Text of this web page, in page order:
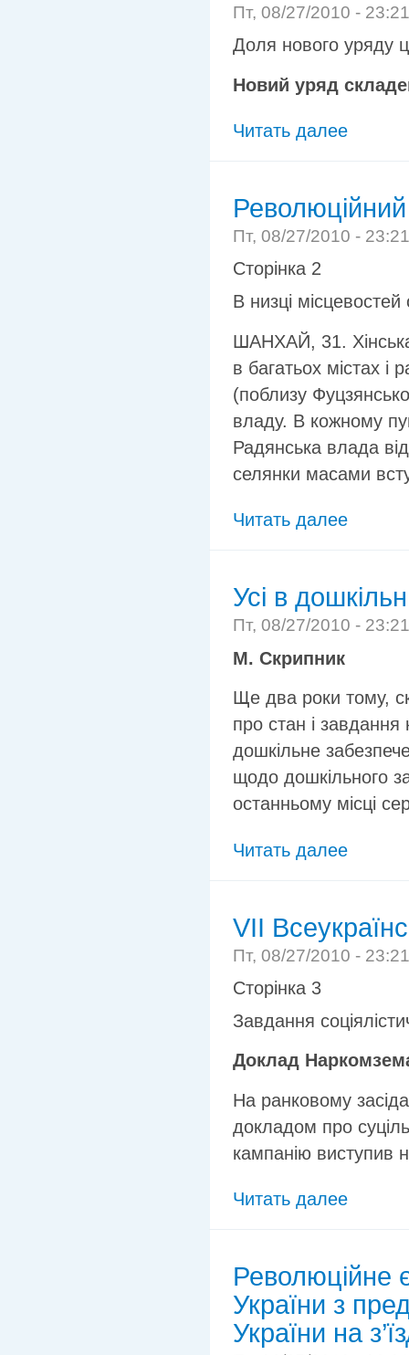
Пт, 08/27/2010 -
Доля нового уряду
Новий уряд
Читать далее
Пт, 08/27/2010 -
Сторінка 2
В низці
ШАНХАЙ, 31.
в багатьох містах і
(поблизу
владу. В кожному
Радянська влада
селянки масами
Читать далее
Усі в
Пт, 08/27/2010 -
М. Скрипник
Ще два роки тому,
про стан і завдання
дошкільне
щодо дошкільного
останньому місці
Читать далее
VII
Пт, 08/27/2010 -
Сторінка 3
Завдання
Доклад
На ранковому
докладом про
кампанію виступив
Читать далее
Революційне
України з
України на